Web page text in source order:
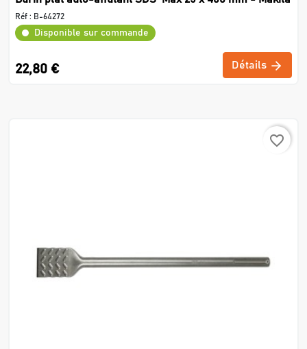
Réf : B-64272
Disponible sur commande
22,80 € Détails
favorite_border